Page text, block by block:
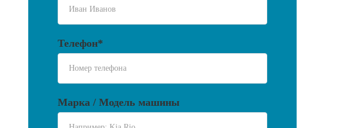
Телефон*
Марка / Модель машины